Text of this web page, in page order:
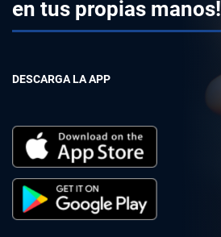
en tus propias manos!
DESCARGA LA APP